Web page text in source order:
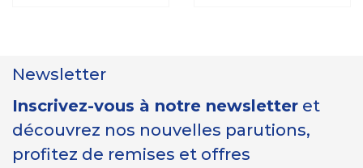
Newsletter
Inscrivez-vous à notre newsletter et
découvrez nos nouvelles parutions,
profitez de remises et offres